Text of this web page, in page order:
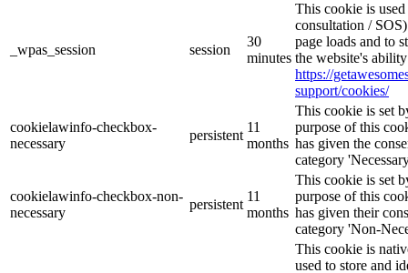
_wpas_session session
30
minutes
This cookie is
consultation /
page loads and to
the website's
https://
support/cookies/
cookielawinfo-checkbox-
necessary
persistent
11
months
This cookie is set
purpose of this
has given the
category
cookielawinfo-checkbox-non-
necessary
persistent
11
months
This cookie is set
purpose of this
has given their
category 'Non-
This cookie is
used to store and